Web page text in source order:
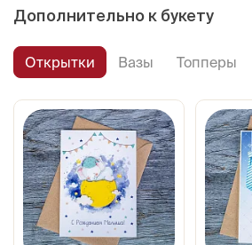
Дополнительно к букету
Открытки Вазы Топперы